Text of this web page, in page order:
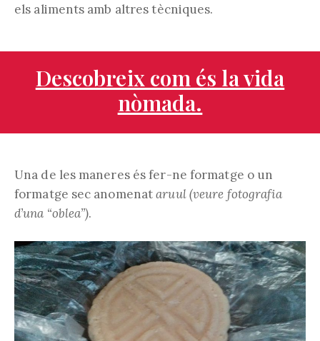
els aliments amb altres tècniques.
Descobreix com és la vida
nòmada.
Una de les maneres és fer-ne formatge o un
formatge sec anomenataruul (veure fotografia
d’una “oblea”).